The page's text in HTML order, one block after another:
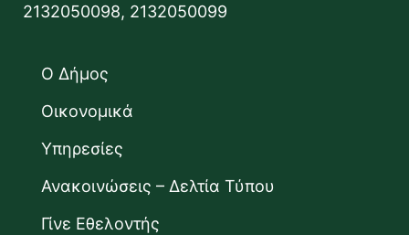
2132050098, 2132050099
Ο Δήμος
Οικονομικά
Υπηρεσίες
Ανακοινώσεις – Δελτία Τύπου
Γίνε Εθελοντής